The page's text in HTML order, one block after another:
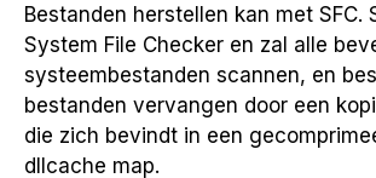
Bestanden herstellen kan met SFC.
System File Checker en zal alle
systeembestanden scannen, en
bestanden vervangen door een
die zich bevindt in een
dllcache map.